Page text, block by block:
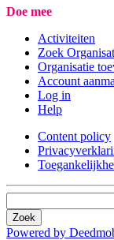
Doe mee
Activiteiten
Zoek
Organisatie
Account
Log in
Help
Content policy
Zoek
Powered by